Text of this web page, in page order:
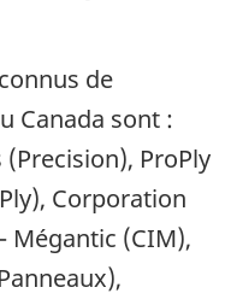
de
Canada sont :
ProPly
Corporation
(CIM),